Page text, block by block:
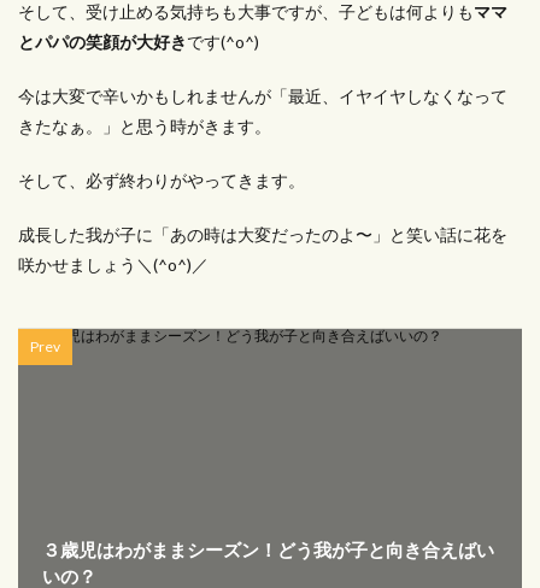
そして、受け止める気持ちも大事ですが、子どもは何よりもママ
とパパの笑顔が大好きです(^o^)
今は大変で辛いかもしれませんが「最近、イヤイヤしなくなって
きたなぁ。」と思う時がきます。
そして、必ず終わりがやってきます。
成長した我が子に「あの時は大変だったのよ〜」と笑い話に花を
咲かせましょう＼(^o^)／
Prev
３歳児はわがままシーズン！どう我が子と向き合えばい
いの？